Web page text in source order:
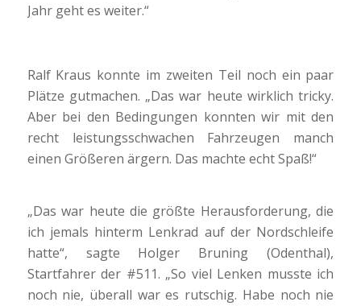
Jahr geht es weiter.“
Ralf Kraus konnte im zweiten Teil noch ein paar
Plätze gutmachen. „Das war heute wirklich tricky.
Aber bei den Bedingungen konnten wir mit den
recht leistungsschwachen Fahrzeugen manch
einen Größeren ärgern. Das machte echt Spaß!“
„Das war heute die größte Herausforderung, die
ich jemals hinterm Lenkrad auf der Nordschleife
hatte“, sagte Holger Bruning (Odenthal),
Startfahrer der #511. „So viel Lenken musste ich
noch nie, überall war es rutschig. Habe noch nie